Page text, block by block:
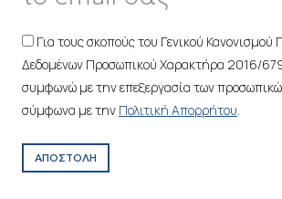
Για τους σκοπούς του Γενικού Κανονισμού
Δεδομένων Προσωπικού Χαρακτήρα 2016/
συμφωνώ με την επεξεργασία των
σύμφωνα με την Πολιτική Απορρήτου.
ΑΠΟΣΤΟΛΗ